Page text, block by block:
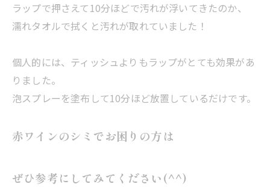
ラップで押さえて10分ほどで汚れが浮いてきたのか、
濡れタオルで拭くと汚れが取れていました！
個人的には、ティッシュよりもラップがとても効果があ
りました。
泡スプレーを塗布して10分ほど放置しているだけです。
赤ワインのシミでお困りの方は
ぜひ参考にしてみてください(^^)